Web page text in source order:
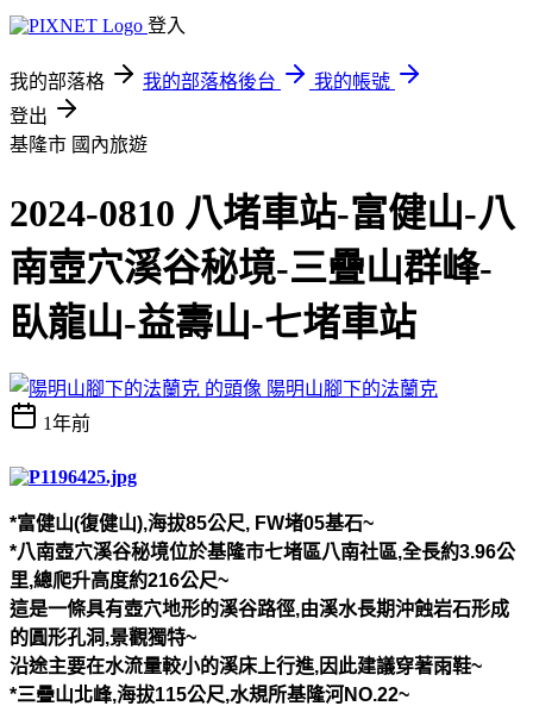
登入
我的部落格 我的部落格後台
我的帳號
登出
基隆市 國內旅遊
2024-0810 八堵車站-富健山-八
南壺穴溪谷秘境-三疊山群峰-
臥龍山-益壽山-七堵車站
陽明山腳下的法蘭克
1年前
*富健山(復健山),海拔85公尺, FW堵05基石~
*八南壺穴溪谷秘境位於基隆市七堵區八南社區,全長約3.96公
里,總爬升高度約216公尺~
這是一條具有壺穴地形的溪谷路徑,由溪水長期沖蝕岩石形成
的圓形孔洞,景觀獨特~
沿途主要在水流量較小的溪床上行進,因此建議穿著雨鞋~
*三疊山北峰,海拔115公尺,水規所基隆河NO.22~